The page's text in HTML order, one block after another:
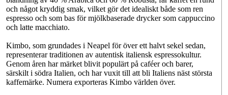
och något kryddig smak, vilket gör det idealiskt både som ren
espresso och som bas för mjölkbaserade drycker som cappuccino
och latte macchiato.
Kimbo, som grundades i Neapel för över ett halvt sekel sedan,
representerar traditionen av autentisk italiensk espressokultur.
Genom åren har märket blivit populärt på caféer och barer,
särskilt i södra Italien, och har vuxit till att bli Italiens näst största
kaffemärke. Numera exporteras Kimbo världen över.